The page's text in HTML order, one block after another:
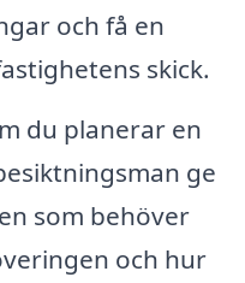
och få en
skick.
du planerar en
ge
som behöver
och hur